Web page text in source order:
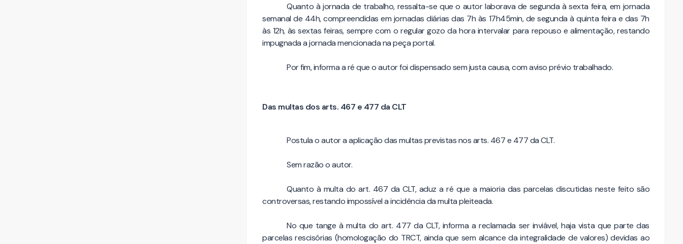
Quanto à jornada de trabalho, ressalta-se que o autor laborava de segunda à sexta feira, em jornada
semanal de 44h, compreendidas em jornadas diárias das 7h às 17h45min, de segunda à quinta feira e das 7h
às 12h, às sextas feiras, sempre com o regular gozo da hora intervalar para repouso e alimentação, restando
impugnada a jornada mencionada na peça portal.
Por fim, informa a ré que o autor foi dispensado sem justa causa, com aviso prévio trabalhado.
Das multas dos arts. 467 e 477 da CLT
Postula o autor a aplicação das multas previstas nos arts. 467 e 477 da CLT.
Sem razão o autor.
Quanto à multa do art. 467 da CLT, aduz a ré que a maioria das parcelas discutidas neste feito são
controversas, restando impossível a incidência da multa pleiteada.
No que tange à multa do art. 477 da CLT, informa a reclamada ser inviável, haja vista que parte das
parcelas rescisórias (homologação do TRCT, ainda que sem alcance da integralidade de valores) devidas ao